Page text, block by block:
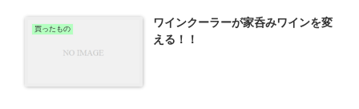
買ったもの
ワインクーラーが家呑みワインを変
える！！